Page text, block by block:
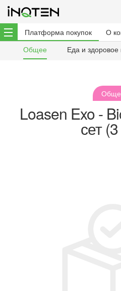
Платформа покупок О
Общее Еда и здоровое
Loasen Exo -
сет